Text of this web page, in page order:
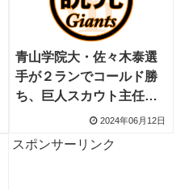
青山学院大・佐々木泰選
手が２ランでコールド勝
ち、巨人スカウト主任
「リストが強い」2024年06月12日
スポンサーリンク